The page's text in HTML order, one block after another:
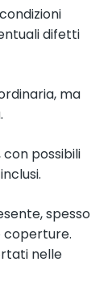
difetti
ma
possibili
spesso
coperture.
nelle